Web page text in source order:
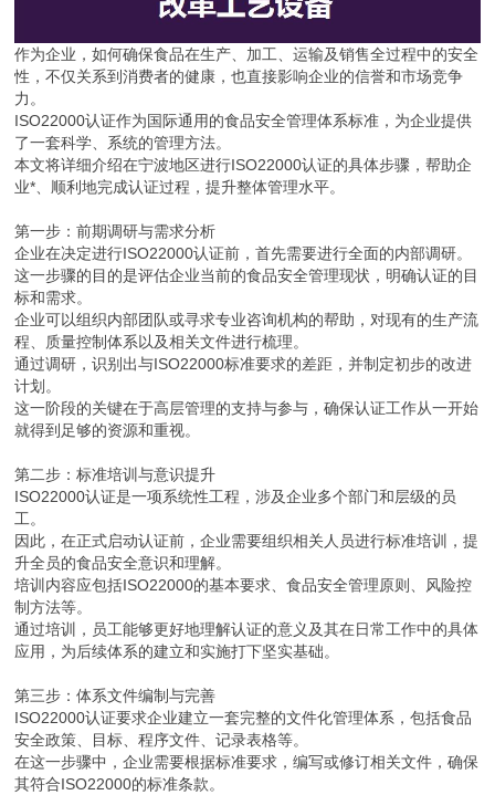
作为企业，如何确保食品在生产、加工、运输及销售全过程中的安全
性，不仅关系到消费者的健康，也直接影响企业的信誉和市场竞争
力。
ISO22000认证作为国际通用的食品安全管理体系标准，为企业提供
了一套科学、系统的管理方法。
本文将详细介绍在宁波地区进行ISO22000认证的具体步骤，帮助企
业*、顺利地完成认证过程，提升整体管理水平。
第一步：前期调研与需求分析
企业在决定进行ISO22000认证前，首先需要进行全面的内部调研。
这一步骤的目的是评估企业当前的食品安全管理现状，明确认证的目
标和需求。
企业可以组织内部团队或寻求专业咨询机构的帮助，对现有的生产流
程、质量控制体系以及相关文件进行梳理。
通过调研，识别出与ISO22000标准要求的差距，并制定初步的改进
计划。
这一阶段的关键在于高层管理的支持与参与，确保认证工作从一开始
就得到足够的资源和重视。
第二步：标准培训与意识提升
ISO22000认证是一项系统性工程，涉及企业多个部门和层级的员
工。
因此，在正式启动认证前，企业需要组织相关人员进行标准培训，提
升全员的食品安全意识和理解。
培训内容应包括ISO22000的基本要求、食品安全管理原则、风险控
制方法等。
通过培训，员工能够更好地理解认证的意义及其在日常工作中的具体
应用，为后续体系的建立和实施打下坚实基础。
第三步：体系文件编制与完善
ISO22000认证要求企业建立一套完整的文件化管理体系，包括食品
安全政策、目标、程序文件、记录表格等。
在这一步骤中，企业需要根据标准要求，编写或修订相关文件，确保
其符合ISO22000的标准条款。